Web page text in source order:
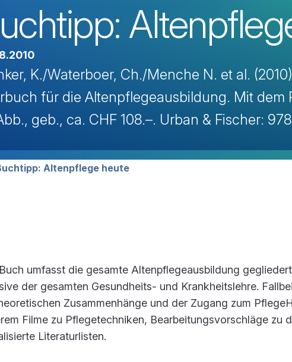
K./Waterboer, Ch./Menche N. et al.
für die Altenpflegeausbildung. Mit dem
geb., ca. CHF 108.–. Urban & Fischer:
sich hier:
Altenpflege heute
umfasst die gesamte Altenpflegeausbildung
der gesamten Gesundheits- und Krankheitslehre.
Zusammenhänge und der Zugang zum
Filme zu Pflegetechniken, Bearbeitungsvorschläge zu
Literaturlisten.